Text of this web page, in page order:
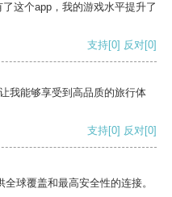
这个app，我的游戏水平提升了
支持[0] 反对[0]
我能够享受到高品质的旅行体
支持[0] 反对[0]
球覆盖和最高安全性的连接。